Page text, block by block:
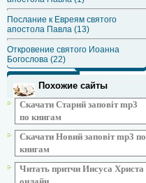
Послание к Евреям святого
апостола Павла (13)
Откровение святого Иоанна
Богослова (22)
Похожие сайты
Скачати Старий заповіт mp3
по книгам
Скачати Новий заповіт mp3 по
книгам
Читать притчи Иисуса Христа